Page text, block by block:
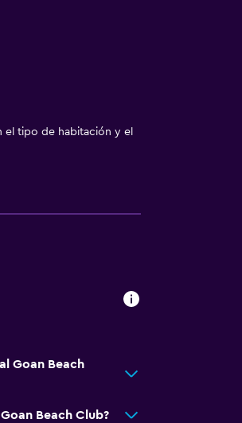
el tipo de habitación y el
Goan Beach
Beach Club?